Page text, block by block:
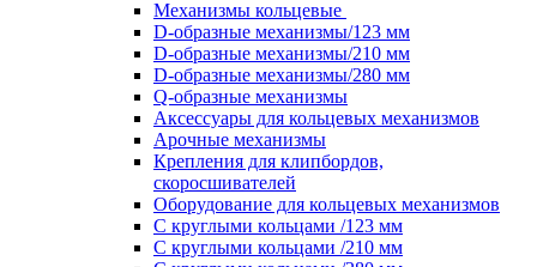
Механизмы кольцевые
D-образные механизмы/123 мм
D-образные механизмы/210 мм
D-образные механизмы/280 мм
Q-образные механизмы
Аксессуары для кольцевых механизмов
Арочные механизмы
Крепления для клипбордов,
скоросшивателей
Оборудование для кольцевых механизмов
С круглыми кольцами /123 мм
С круглыми кольцами /210 мм